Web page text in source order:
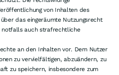
von Inhalten des
das eingeräumte Nutzungsrecht
notfalls auch strafrechtliche
an den Inhalten vor. Dem Nutzer
zu vervielfältigen, abzuändern, zu
zu speichern, insbesondere zum